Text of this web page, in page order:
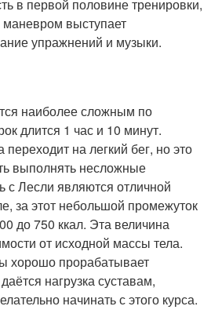
в первой половине тренировки,
выступает
упражнений и музыки.
наиболее сложным по
длится 1 час и 10 минут.
на легкий бег, но это
выполнять несложные
с Лесли являются отличной
за этот небольшой промежуток
до 750 ккал. Эта величина
от исходной массы тела.
хорошо прорабатывает
нагрузка суставам,
начинать с этого курса.